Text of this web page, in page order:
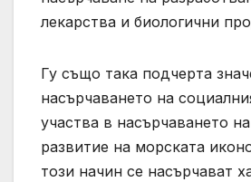
лекарства и биологични
Гу също така подчерта
насърчаването на
участва в насърчаването
развитие на морската
този начин се насърчават